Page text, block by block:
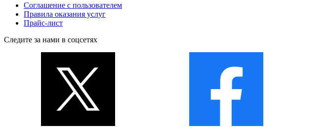
Соглашение с пользователем
Правила оказания услуг
Прайс-лист
Следите за нами в соцсетях